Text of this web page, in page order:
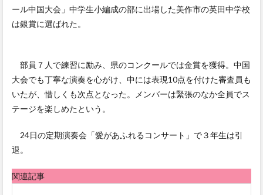
ール中国大会」中学生小編成の部に出場した美作市の英田中学校
は銀賞に選ばれた。
部員７人で練習に励み、県のコンクールでは金賞を獲得。中国
大会でも丁寧な演奏を心がけ、中には表現10点を付けた審査員も
いたが、惜しくも次点となった。メンバーは緊張のなか全員でス
テージを楽しめたという。
24日の定期演奏会「愛があふれるコンサート」で３年生は引
退。
関連記事